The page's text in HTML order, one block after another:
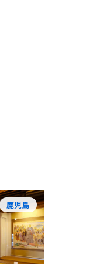
鹿児島